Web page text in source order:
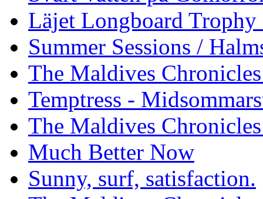
Läjet Longboard
Summer Sessions /
The Maldives
Temptress -
The Maldives
Much Better Now
Sunny, surf, satisfaction.